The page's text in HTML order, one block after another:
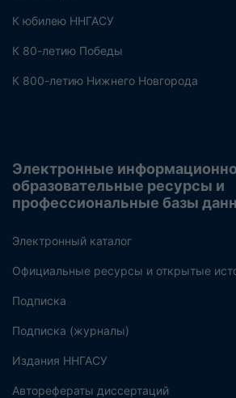
К юбилею ННГАСУ
К 80-летию Победы
К 800-летию Нижнего Новгорода
Электронные
образовательные ресурсы и
профессиональные базы
Электронный каталог
Официальные ресурсы и открытые
Подписка
Подписка (журналы)
Издания ННГАСУ
Авторефераты диссертаций